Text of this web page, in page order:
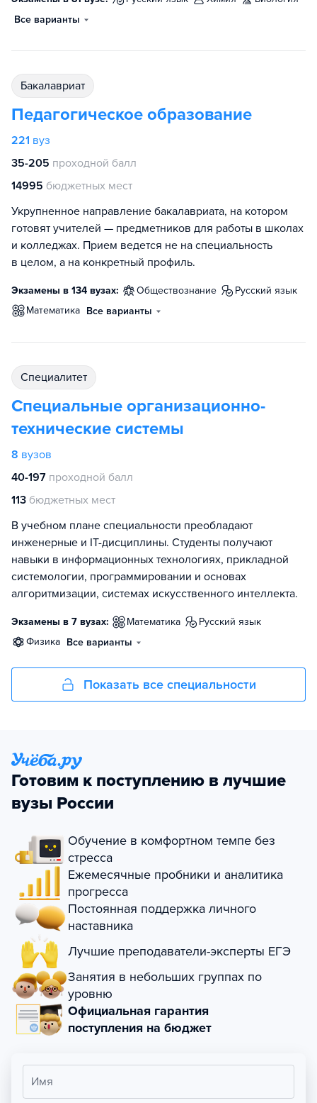
Все варианты
бакалавриат
Педагогическое образование
221 вуз
35-205 проходной балл
14995 бюджетных мест
Укрупненное направление бакалавриата, на котором
готовят учителей — предметников для работы в школах
и колледжах. Прием ведется не на специальность
в целом, а на конкретный профиль.
Экзамены в 134 вузах: обществознание
русский язык
математика Все варианты
специалитет
Специальные организационно-
технические системы
8 вузов
40-197 проходной балл
113 бюджетных мест
В учебном плане специальности преобладают
инженерные и IT-дисциплины. Студенты получают
навыки в информационных технологиях, прикладной
системологии, программировании и основах
алгоритмизации, системах искусственного интеллекта.
Экзамены в 7 вузах: математика
русский язык
физика Все варианты
Показать все специальности
Готовим к поступлению в лучшие
вузы России
Обучение в комфортном темпе без
стресса
Ежемесячные пробники и аналитика
прогресса
Постоянная поддержка личного
наставника
Лучшие преподаватели-эксперты ЕГЭ
Занятия в небольших группах по
уровню
Официальная гарантия
поступления на бюджет
Имя